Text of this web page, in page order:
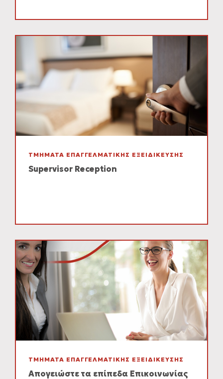
ΤΜΗΜΑΤΑ ΕΠΑΓΓΕΛΜΑΤΙΚΗΣ ΕΞΕΙΔΙΚΕΥΣΗΣ
Supervisor Reception
ΤΜΗΜΑΤΑ ΕΠΑΓΓΕΛΜΑΤΙΚΗΣ ΕΞΕΙΔΙΚΕΥΣΗΣ
Απογειώστε τα επίπεδα Επικοινωνίας